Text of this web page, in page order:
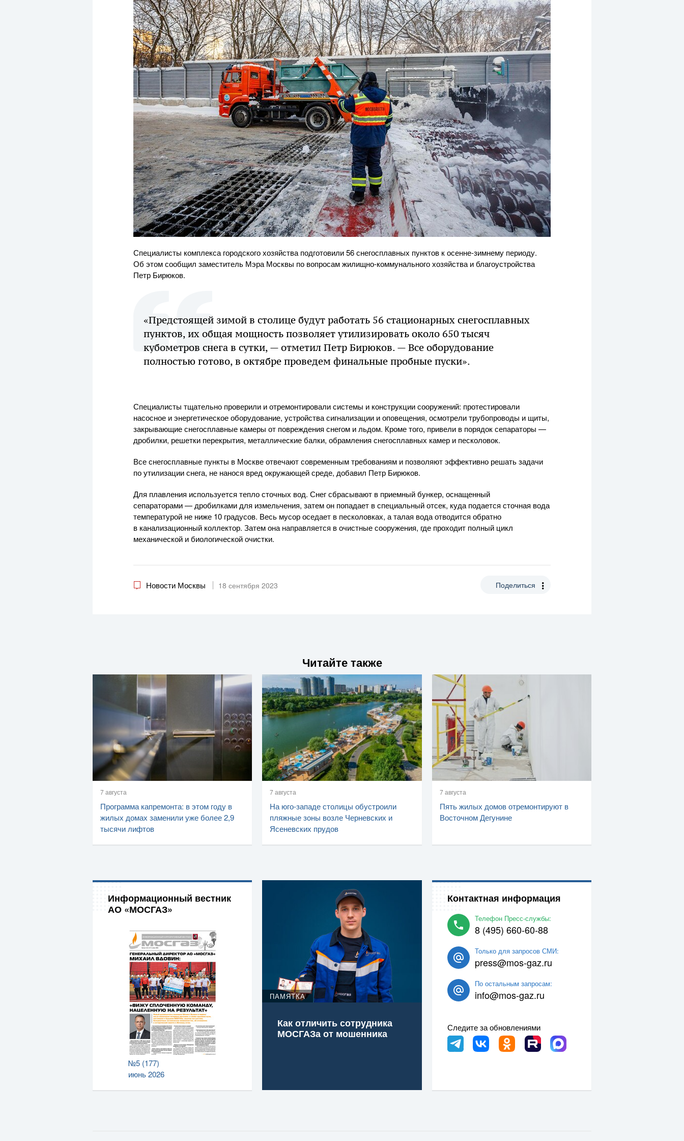
Специалисты комплекса городского хозяйства подготовили 56 снегосплавных пунктов к осенне-зимнему периоду.
Об этом сообщил заместитель Мэра Москвы по вопросам жилищно-коммунального хозяйства и благоустройства
Петр Бирюков.
«Предстоящей зимой в столице будут работать 56 стационарных снегосплавных
пунктов, их общая мощность позволяет утилизировать около 650 тысяч
кубометров снега в сутки, — отметил Петр Бирюков. — Все оборудование
полностью готово, в октябре проведем финальные пробные пуски».
Специалисты тщательно проверили и отремонтировали системы и конструкции сооружений: протестировали
насосное и энергетическое оборудование, устройства сигнализации и оповещения, осмотрели трубопроводы и щиты,
закрывающие снегосплавные камеры от повреждения снегом и льдом. Кроме того, привели в порядок сепараторы —
дробилки, решетки перекрытия, металлические балки, обрамления снегосплавных камер и песколовок.
Все снегосплавные пункты в Москве отвечают современным требованиям и позволяют эффективно решать задачи
по утилизации снега, не нанося вред окружающей среде, добавил Петр Бирюков.
Для плавления используется тепло сточных вод. Снег сбрасывают в приемный бункер, оснащенный
сепараторами — дробилками для измельчения, затем он попадает в специальный отсек, куда подается сточная вода
температурой не ниже 10 градусов. Весь мусор оседает в песколовках, а талая вода отводится обратно
в канализационный коллектор. Затем она направляется в очистные сооружения, где проходит полный цикл
механической и биологической очистки.
Новости Москвы 18 сентября 2023 Поделиться
Читайте также
7 августа
Программа капремонта: в этом году в
жилых домах заменили уже более 2,9
тысячи лифтов
7 августа
На юго-западе столицы обустроили
пляжные зоны возле Черневских и
Ясеневских прудов
7 августа
Пять жилых домов отремонтируют в
Восточном Дегунине
Информационный вестник
АО «МОСГАЗ»
№5 (177)
июнь 2026
ПАМЯТКА
Как отличить сотрудника
МОСГАЗа от мошенника
Контактная информация
Телефон Пресс-службы:
8 (495) 660-60-88
Только для запросов СМИ:
press@mos-gaz.ru
По остальным запросам:
info@mos-gaz.ru
Следите за обновлениями